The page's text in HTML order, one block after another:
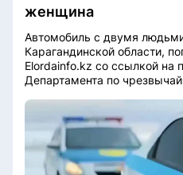
женщина
Автомобиль с двумя
Карагандинской области,
Elordainfo.kz со ссылкой на
Департамента по